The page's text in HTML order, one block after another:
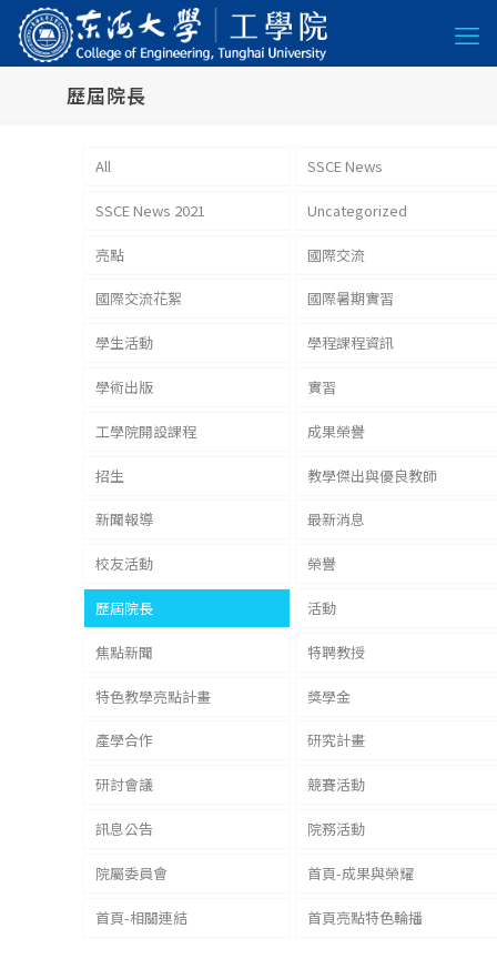
歷屆院長
All SSCE News
SSCE News 2021 Uncategorized
亮點 國際交流
國際交流花絮 國際暑期實習
學生活動 學程課程資訊
學術出版 實習
工學院開設課程 成果榮譽
招生 教學傑出與優良教師
新聞報導 最新消息
校友活動 榮譽
歷屆院長 活動
焦點新聞 特聘教授
特色教學亮點計畫 獎學金
產學合作 研究計畫
研討會議 競賽活動
訊息公告 院務活動
院屬委員會 首頁-成果與榮耀
首頁-相關連結 首頁亮點特色輪播